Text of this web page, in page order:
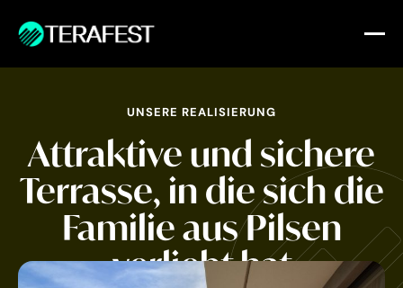
UNSERE REALISIERUNG
Attraktive und sichere
Terrasse,in die sich die
Familie aus Pilsen
verliebt hat